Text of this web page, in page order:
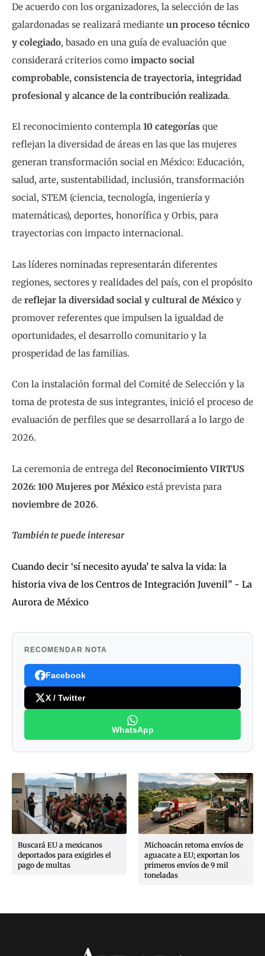
De acuerdo con los organizadores, la selección de las
galardonadas se realizará mediante un proceso técnico
y colegiado, basado en una guía de evaluación que
considerará criterios como impacto social
comprobable, consistencia de trayectoria, integridad
profesional y alcance de la contribución realizada.
El reconocimiento contempla 10 categorías que
reflejan la diversidad de áreas en las que las mujeres
generan transformación social en México: Educación,
salud, arte, sustentabilidad, inclusión, transformación
social, STEM (ciencia, tecnología, ingeniería y
matemáticas), deportes, honorífica y Orbis, para
trayectorias con impacto internacional.
Las líderes nominadas representarán diferentes
regiones, sectores y realidades del país, con el propósito
de reflejar la diversidad social y cultural de México y
promover referentes que impulsen la igualdad de
oportunidades, el desarrollo comunitario y la
prosperidad de las familias.
Con la instalación formal del Comité de Selección y la
toma de protesta de sus integrantes, inició el proceso de
evaluación de perfiles que se desarrollará a lo largo de
2026.
La ceremonia de entrega del Reconocimiento VIRTUS
2026: 100 Mujeres por México está prevista para
noviembre de 2026.
También te puede interesar
Cuando decir ‘sí necesito ayuda’ te salva la vida: la
historia viva de los Centros de Integración Juvenil” - La
Aurora de México
RECOMENDAR NOTA
Facebook
X / Twitter
WhatsApp
Buscará EU a mexicanos
deportados para exigirles el
pago de multas
Michoacán retoma envíos de
aguacate a EU; exportan los
primeros envíos de 9 mil
toneladas